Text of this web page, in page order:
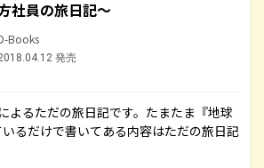
社員の旅日記～
Books
発売
よるただの旅日記です。たまたま『地球
るだけで書いてある内容はただの旅日記